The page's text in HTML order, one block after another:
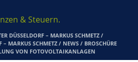
& Steuern.
DÜSSELDORF – MARKUS SCHMETZ /
– MARKUS SCHMETZ / NEWS / BROSCHÜRE
VON FOTOVOLTAIKANLAGEN